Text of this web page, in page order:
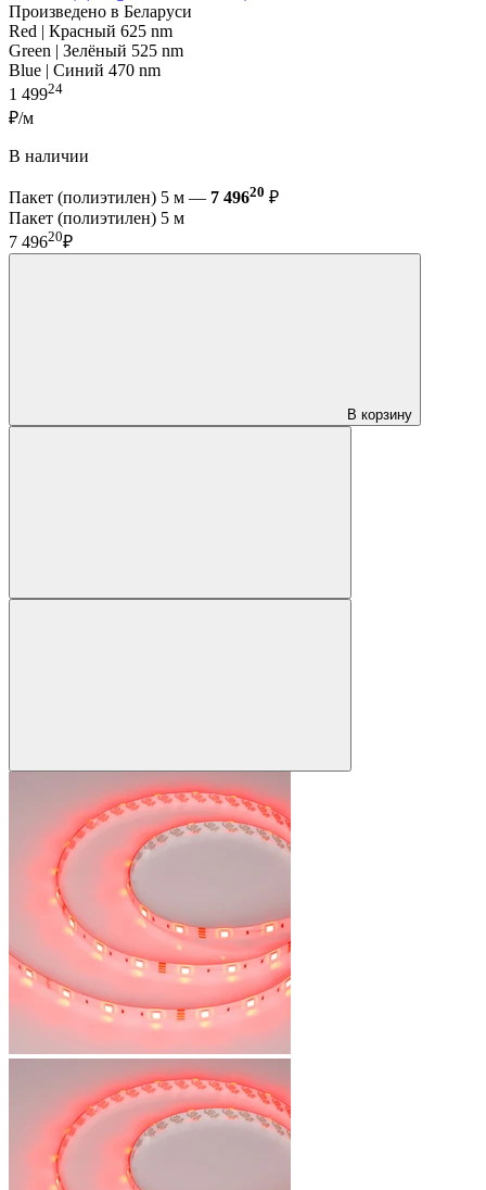
Произведено в Беларуси
Red | Красный 625 nm
Green | Зелёный 525 nm
Blue | Синий 470 nm
1 49924
₽/м
В наличии
Пакет (полиэтилен) 5 м — 7 49620 ₽
Пакет (полиэтилен) 5 м
7 49620₽
В корзину